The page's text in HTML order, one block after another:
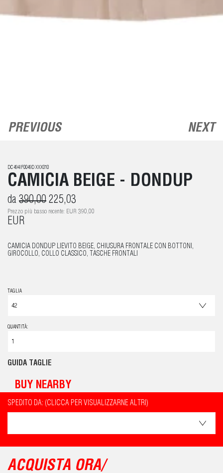
PREVIOUS NEXT
DC494IF0049D XXX010
CAMICIA BEIGE - DONDUP
da 390,00 225,03
Prezzo più basso recente: EUR 390,00
EUR
CAMICIA DONDUP LIEVITO BEIGE, CHIUSURA FRONTALE CON BOTTONI,
GIROCOLLO, COLLO CLASSICO, TASCHE FRONTALI
TAGLIA
QUANTITÀ:
GUIDA TAGLIE
BUY NEARBY
SPEDITO DA: (CLICCA PER VISUALIZZARNE ALTRI)
ACQUISTA ORA/